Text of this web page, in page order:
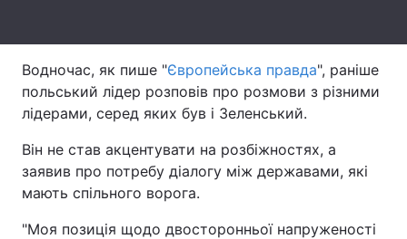
Тема оформлення
Водночас, як пише "Європейська правда", раніше
польський лідер розповів про розмови з різними
лідерами, серед яких був і Зеленський.
Він не став акцентувати на розбіжностях, а
заявив про потребу діалогу між державами, які
мають спільного ворога.
"Моя позиція щодо двосторонньої напруженості